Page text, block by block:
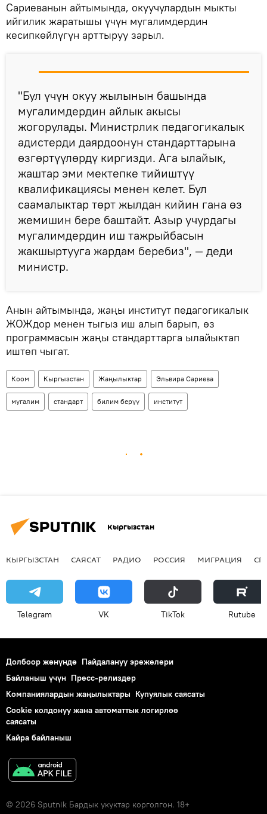
Сариеванын айтымында, окуучулардын мыкты
ийгилик жаратышы үчүн мугалимдердин
кесипкөйлүгүн арттыруу зарыл.
"Бул үчүн окуу жылынын башында
мугалимдердин айлык акысы
жогорулады. Министрлик педагогикалык
адистерди даярдоонун стандарттарына
өзгөртүүлөрдү киргизди. Ага ылайык,
жаштар эми мектепке тийиштүү
квалификациясы менен келет. Бул
саамалыктар төрт жылдан кийин гана өз
жемишин бере баштайт. Азыр учурдагы
мугалимдердин иш тажрыйбасын
жакшыртууга жардам беребиз", — деди
министр.
Анын айтымында, жаңы институт педагогикалык
ЖОЖдор менен тыгыз иш алып барып, өз
программасын жаңы стандарттарга ылайыктап
иштеп чыгат.
Коом Кыргызстан Жаңылыктар Эльвира Сариева
мугалим стандарт билим берүү институт
Кыргызстан
КЫРГЫЗСТАН САЯСАТ РАДИО РОССИЯ МИГРАЦИЯ
Telegram VK ТikТоk Rutube
Долбоор жөнүндө Пайдалануу эрежелери
Байланыш үчүн Пресс-релиздер
Компаниялардын жаңылыктары Купуялык саясаты
Cookie колдонуу жана автоматтык логирлөө
саясаты
Кайра байланыш
© 2026 Sputnik Бардык укуктар корголгон. 18+